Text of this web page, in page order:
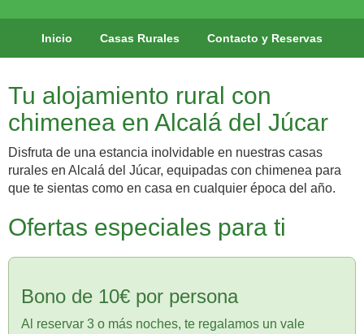
Inicio Casas Rurales Contacto y Reservas
Tu alojamiento rural con
chimenea en Alcalá del Júcar
Disfruta de una estancia inolvidable en nuestras casas
rurales en Alcalá del Júcar, equipadas con chimenea para
que te sientas como en casa en cualquier época del año.
Ofertas especiales para ti
Bono de 10€ por persona
Al reservar 3 o más noches, te regalamos un vale